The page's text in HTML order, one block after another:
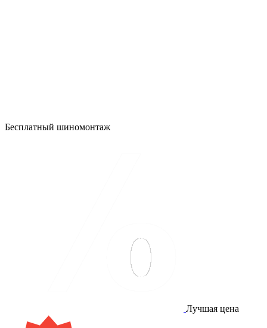
Бесплатный шиномонтаж
Лучшая цена